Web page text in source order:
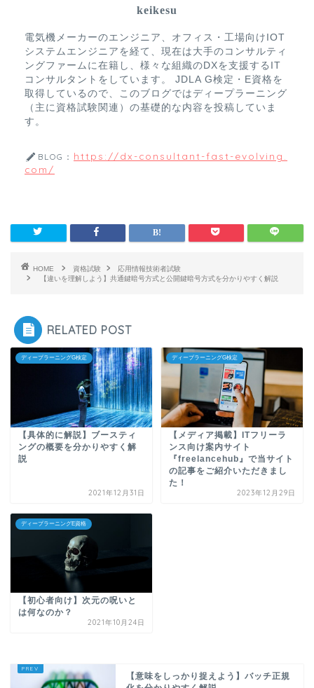
keikesu
電気機メーカーのエンジニア、オフィス・工場向けIOT
システムエンジニアを経て、現在は大手のコンサルティ
ングファームに在籍し、様々な組織のDXを支援するIT
コンサルタントをしています。 JDLA G検定・E資格を
取得しているので、このブログではディープラーニング
（主に資格試験関連）の基礎的な内容を投稿していま
す。
BLOG： https://dx-consultant-fast-evolving.
com/
HOME 資格試験
応用情報技術者試験
【違いを理解しよう】共通鍵暗号方式と公開鍵暗号方式を分かりやすく解説
RELATED POST
ディープラーニングG検定
【具体的に解説】ブースティ
ングの概要を分かりやすく解
説
2021年12月31日
ディープラーニングG検定
【メディア掲載】ITフリーラ
ンス向け案内サイト
『freelancehub』で当サイト
の記事をご紹介いただきまし
た！
2023年12月29日
ディープラーニングE資格
【初心者向け】次元の呪いと
は何なのか？
2021年10月24日
【意味をしっかり捉えよう】バッチ正規